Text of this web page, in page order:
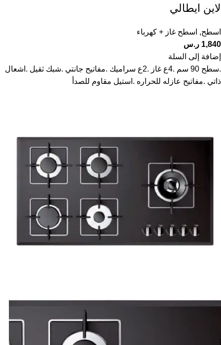
لاين ايطالي
اسطح, اسطح غاز + كهرباء
1,840 ر.س
إضافة إلى السلة
.سطح 90 سم .4ع غاز .2ع سراميك .مفاتيح جانتي .شبك ثقيل .اشعال
ذاتي .مفاتيح عازله للحراره .استيل مقاوم للصدأ